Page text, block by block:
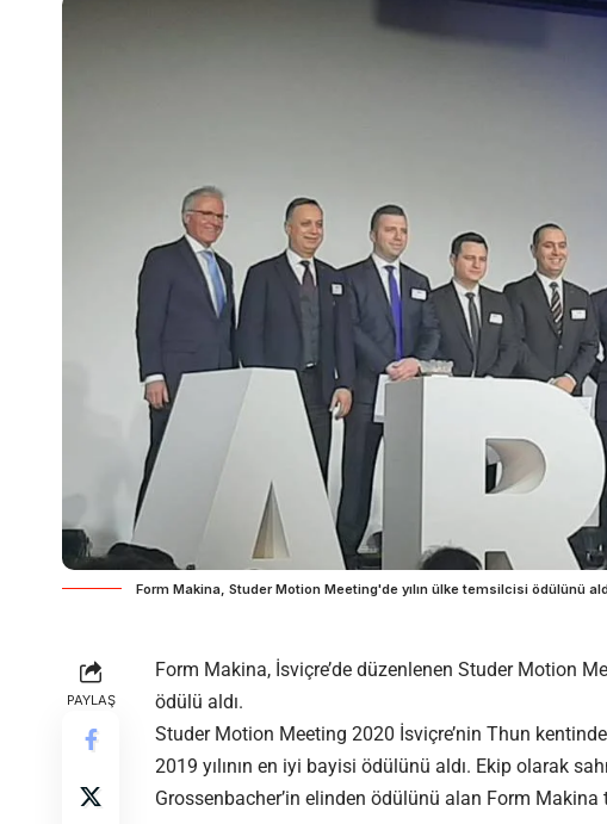
Form Makina, Studer Motion Meeting'de yılın ülke temsilcisi ödülünü
PAYLAŞ
Form Makina, İsviçre’de düzenlenen Studer Motion
ödülü aldı.
Studer Motion Meeting 2020 İsviçre’nin Thun
2019 yılının en iyi bayisi ödülünü aldı. Ekip olarak
Grossenbacher’in elinden ödülünü alan Form